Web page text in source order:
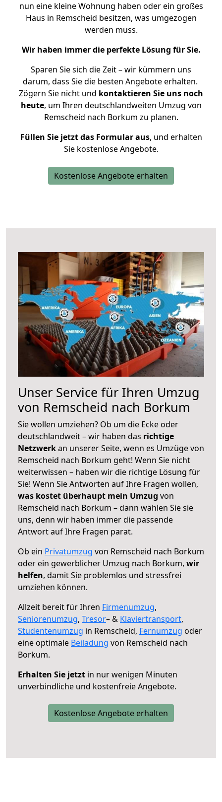
nun eine kleine Wohnung haben oder ein großes
Haus in Remscheid besitzen, was umgezogen
werden muss.
Wir haben immer die perfekte Lösung für Sie.
Sparen Sie sich die Zeit – wir kümmern uns
darum, dass Sie die besten Angebote erhalten.
Zögern Sie nicht und kontaktieren Sie uns noch
heute, um Ihren deutschlandweiten Umzug von
Remscheid nach Borkum zu planen.
Füllen Sie jetzt das Formular aus, und erhalten
Sie kostenlose Angebote.
Kostenlose Angebote erhalten
Unser Service für Ihren Umzug
von Remscheid nach Borkum
Sie wollen umziehen? Ob um die Ecke oder
deutschlandweit – wir haben das richtige
Netzwerkan unserer Seite, wenn es Umzüge von
Remscheid nach Borkum geht! Wenn Sie nicht
weiterwissen – haben wir die richtige Lösung für
Sie! Wenn Sie Antworten auf Ihre Fragen wollen,
was kostet überhaupt mein Umzug von
Remscheid nach Borkum – dann wählen Sie sie
uns, denn wir haben immer die passende
Antwort auf Ihre Fragen parat.
Ob ein Privatumzug von Remscheid nach Borkum
oder ein gewerblicher Umzug nach Borkum, wir
helfen, damit Sie problemlos und stressfrei
umziehen können.
Allzeit bereit für Ihren Firmenumzug,
Seniorenumzug, Tresor– & Klaviertransport,
Studentenumzug in Remscheid, Fernumzug oder
eine optimale Beiladung von Remscheid nach
Borkum.
Erhalten Sie jetzt in nur wenigen Minuten
unverbindliche und kostenfreie Angebote.
Kostenlose Angebote erhalten